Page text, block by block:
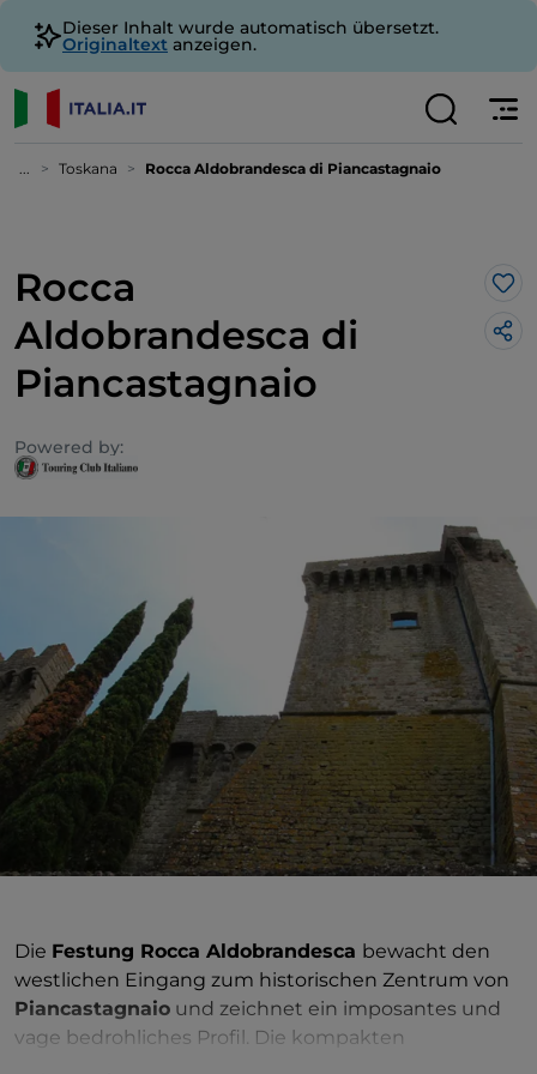
Dieser Inhalt wurde automatisch übersetzt.
Originaltext anzeigen.
... Toskana Rocca Aldobrandesca di Piancastagnaio
Rocca
Aldobrandesca di
Piancastagnaio
Powered by:
Die Festung Rocca Aldobrandesca bewacht den
westlichen Eingang zum historischen Zentrum von
Piancastagnaio und zeichnet ein imposantes und
vage bedrohliches Profil. Die kompakten